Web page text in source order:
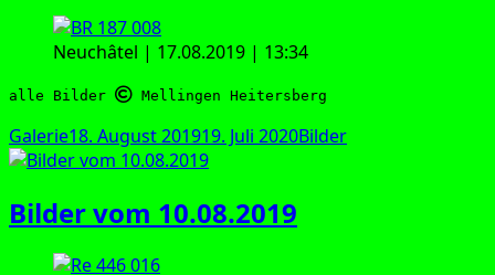
Neu­châ­tel | 17.08.2019 | 13:34
alle Bilder Mellingen Heitersberg
Format
GalerieVeröffentlicht
am
18. August 201919. Juli 2020Kategorien
Bilder
Bilder vom 10.08.2019